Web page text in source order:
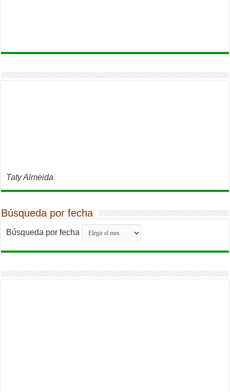
Taty Almeida
Búsqueda por fecha
Búsqueda por fecha